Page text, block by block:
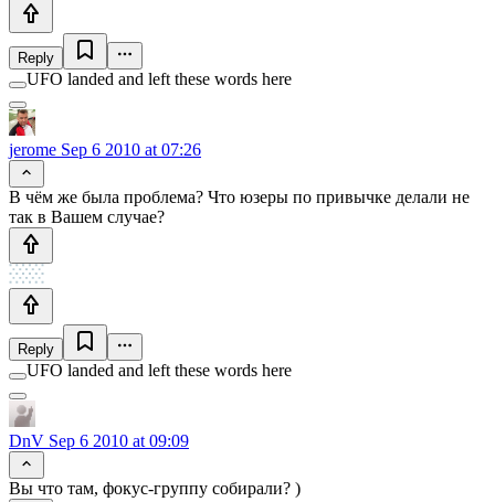
Reply
UFO landed and left these words here
jerome Sep 6 2010 at 07:26
В чём же была проблема? Что юзеры по привычке делали не
так в Вашем случае?
Reply
UFO landed and left these words here
DnV Sep 6 2010 at 09:09
Вы что там, фокус-группу собирали? )